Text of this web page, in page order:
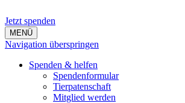
Jetzt spenden
MENÜ
Navigation überspringen
Spenden & helfen
Spendenformular
Tierpatenschaft
Mitglied werden